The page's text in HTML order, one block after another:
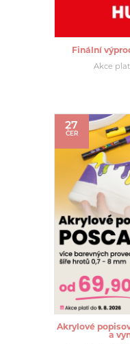
Finální
Akce
27
ČER
Akrylové
a